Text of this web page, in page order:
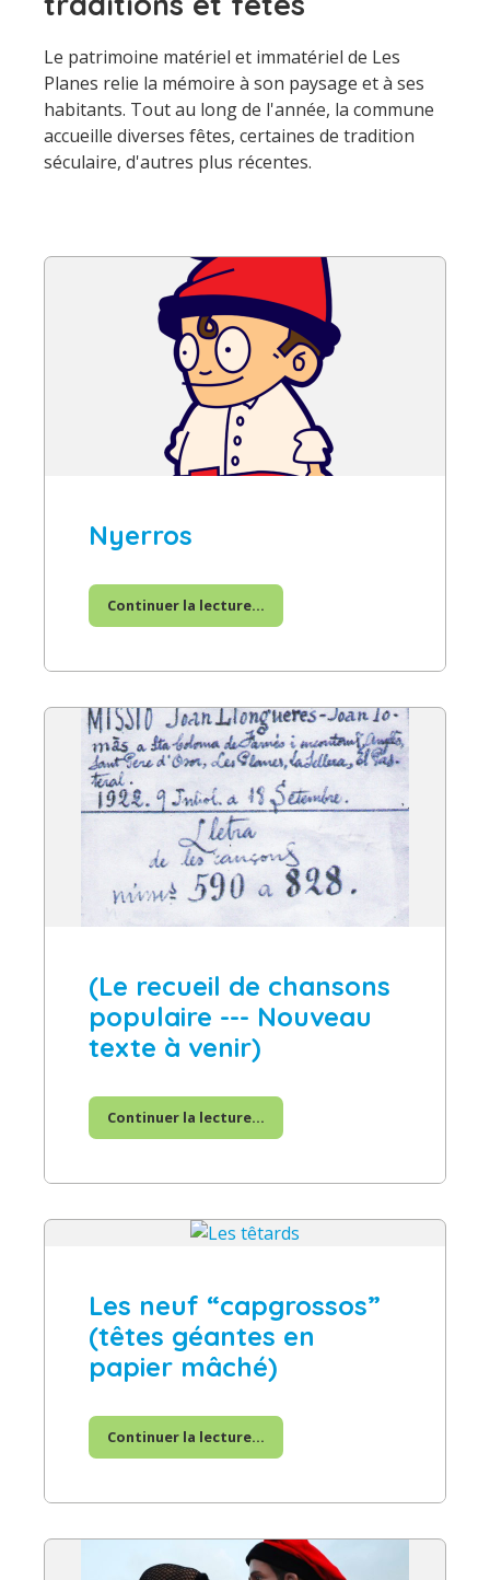
Le patrimoine matériel et immatériel de Les
Planes relie la mémoire à son paysage et à ses
habitants. Tout au long de l'année, la commune
accueille diverses fêtes, certaines de tradition
séculaire, d'autres plus récentes.
Nyerros
Continuer la lecture...
(Le recueil de chansons
populaire --- Nouveau
texte à venir)
Continuer la lecture...
Les neuf “capgrossos”
(têtes géantes en
papier mâché)
Continuer la lecture...